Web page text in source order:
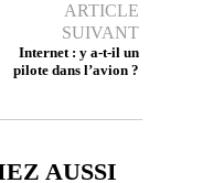
ARTICLE
SUIVANT
Internet : y a-t-il un
pilote dans l’avion ?
AUSSI